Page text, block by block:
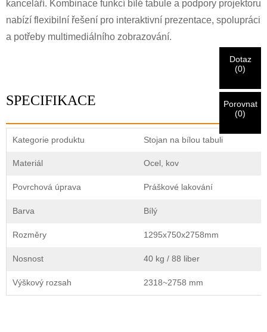
kanceláří. Kombinace funkcí bílé tabule a podpory projektoru
nabízí flexibilní řešení pro interaktivní prezentace, spolupráci
a potřeby multimediálního zobrazování.
SPECIFIKACE
Kategorie produktu Stojan na bílou tabuli
Materiál Ocel, kov
Povrchová úprava Práškové lakování
Barva Bílý
Rozměry 1295x750x2758mm
Nosnost 40 kg / 88 liber
Výškový rozsah 2318~2758 mm
CHARM
Zadejte prosím níže svou aktuální pracovní e-mailovou
adresu, abyste ověřili, že jste skutečným zákazníkem
CHARM.
Předložit
Nesprávné informace povedou k selhání
odeslání materiálů.
Zpět Předložit
váš odeslán
Po ověření identifikace obdržíte e-mailové oznámení.
Dotaz
(0)
Porovnat
(0)